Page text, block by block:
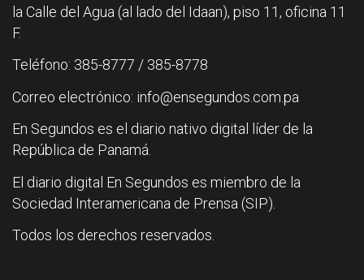
la Calle del Agua (al lado del Idaan), piso 11, oficina 11
F.
Teléfono: 385-8777 / 385-8778
Correo electrónico: info@ensegundos.com.pa
En Segundos es el diario nativo digital líder de la
República de Panamá.
El diario digital En Segundos es miembro de la
Sociedad Interamericana de Prensa (SIP).
Todos los derechos reservados.